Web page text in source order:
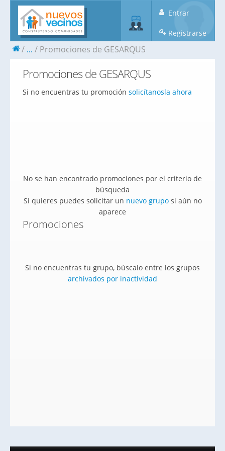
Entrar
Registrarse
... Promociones de GESARQUS
Promociones de GESARQUS
Si no encuentras tu promoción solicítanosla ahora
No se han encontrado promociones por el criterio de
búsqueda
Si quieres puedes solicitar un nuevo gruposi aún no
aparece
Promociones
Si no encuentras tu grupo, búscalo entre los grupos
archivados por inactividad